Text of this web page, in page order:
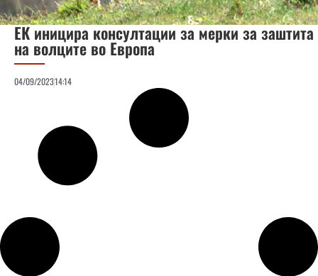
ЕК иницира консултации за мерки за заштита
на волците во Европа
04/09/202314:14